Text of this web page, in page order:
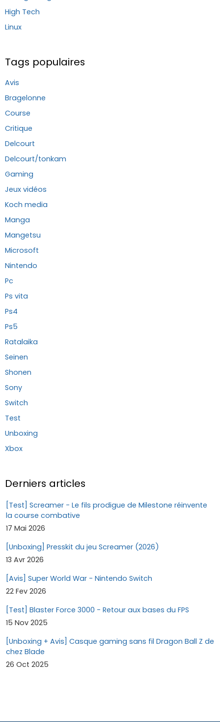
High Tech
Linux
Tags populaires
Avis
Bragelonne
Course
Critique
Delcourt
Delcourt/tonkam
Gaming
Jeux vidéos
Koch media
Manga
Mangetsu
Microsoft
Nintendo
Pc
Ps vita
Ps4
Ps5
Ratalaika
Seinen
Shonen
Sony
Switch
Test
Unboxing
Xbox
Derniers articles
[Test] Screamer - Le fils prodigue de Milestone réinvente
la course combative
17 Mai 2026
[Unboxing] Presskit du jeu Screamer (2026)
13 Avr 2026
[Avis] Super World War - Nintendo Switch
22 Fev 2026
[Test] Blaster Force 3000 - Retour aux bases du FPS
15 Nov 2025
[Unboxing + Avis] Casque gaming sans fil Dragon Ball Z de
chez Blade
26 Oct 2025